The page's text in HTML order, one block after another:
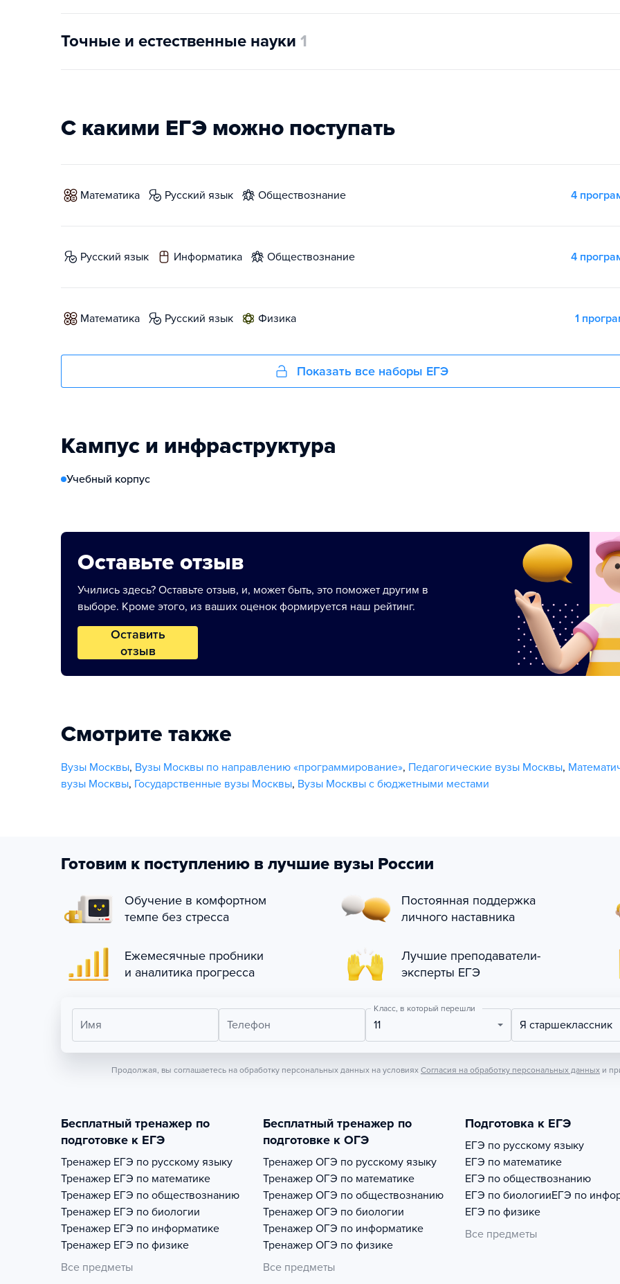
Точные и естественные науки 1
С какими ЕГЭ можно поступать
математика русский язык обществознание 4
русский язык информатика обществознание 4
математика русский язык физика 1
Показать все наборы ЕГЭ
Кампус и инфраструктура
Учебный корпус
Оставьте отзыв
Учились здесь? Оставьте отзыв, и, может быть, это поможет другим в
выборе. Кроме этого, из ваших оценок формируется наш рейтинг.
Оставить
отзыв
Смотрите также
Вузы Москвы, Вузы Москвы по направлению «программирование», Педагогические вузы Москвы,
вузы Москвы, Государственные вузы Москвы, Вузы Москвы с бюджетными местами
Готовим к поступлению в лучшие вузы России
Обучение в комфортном
темпе без стресса
Постоянная поддержка
личного наставника
Ежемесячные пробники
и аналитика прогресса
Лучшие преподаватели-
эксперты ЕГЭ
Имя Телефон
Класс, в который перешли
11 Я старшеклассник
Продолжая, вы соглашаетесь на обработку персональных данных на условиях Согласия на обработку персональных данных и
Бесплатный тренажер по
подготовке к ЕГЭ
Тренажер ЕГЭ по русскому языку
Тренажер ЕГЭ по математике
Тренажер ЕГЭ по обществознанию
Тренажер ЕГЭ по биологии
Тренажер ЕГЭ по информатике
Тренажер ЕГЭ по физике
Все предметы
Бесплатный тренажер по
подготовке к ОГЭ
Тренажер ОГЭ по русскому языку
Тренажер ОГЭ по математике
Тренажер ОГЭ по обществознанию
Тренажер ОГЭ по биологии
Тренажер ОГЭ по информатике
Тренажер ОГЭ по физике
Все предметы
Подготовка к ЕГЭ
ЕГЭ по русскому языку
ЕГЭ по математике
ЕГЭ по обществознанию
ЕГЭ по биологииЕГЭ по
ЕГЭ по физике
Все предметы